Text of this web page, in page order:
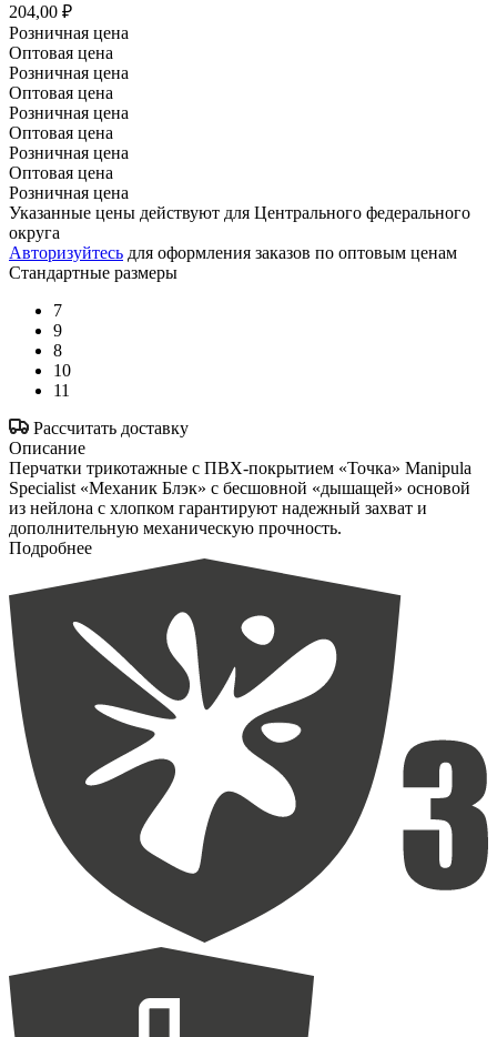
204,00 ₽
Розничная цена
Оптовая цена
Розничная цена
Оптовая цена
Розничная цена
Оптовая цена
Розничная цена
Оптовая цена
Розничная цена
Указанные цены действуют для Центрального федерального
округа
Авторизуйтесь для оформления заказов по оптовым ценам
Стандартные размеры
7
9
8
10
11
Рассчитать доставку
Описание
Перчатки трикотажные с ПВХ-покрытием «Точка» Manipula
Specialist «Механик Блэк» с бесшовной «дышащей» основой
из нейлона с хлопком гарантируют надежный захват и
дополнительную механическую прочность.
Подробнее